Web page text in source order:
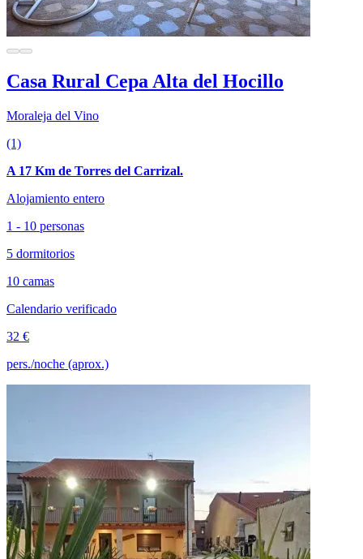
Casa Rural Cepa Alta del Hocillo
Moraleja del Vino
(1)
A 17 Km de Torres del Carrizal.
Alojamiento entero
1 - 10 personas
5 dormitorios
10 camas
Calendario verificado
32 €
pers./noche (aprox.)